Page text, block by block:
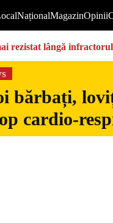
NaționalMagazinOpinii
rezistat lângă
bărbați,
cardio-